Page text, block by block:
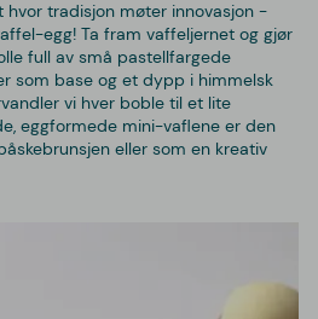
hvor tradisjon møter innovasjon -
egg! Ta fram vaffeljernet og gjør
full av små pastellfargede
som base og et dypp i himmelsk
vi hver boble til et lite
eggformede mini-vaflene er den
eller som en kreativ